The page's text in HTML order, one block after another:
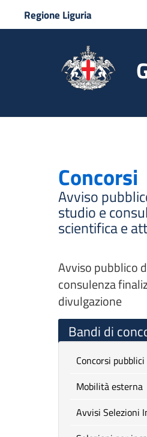
Regione Liguria
Concorsi
Avviso
studio e
scientifica e
Avviso pubblico
consulenza
divulgazione
Bandi di
Concorsi pubblici
Mobilità esterna
Avvisi Selezioni